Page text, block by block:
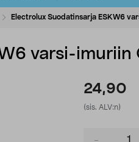
Electrolux Suodatinsarja ESKW6
varsi-
24,90
(sis. ALV:n)